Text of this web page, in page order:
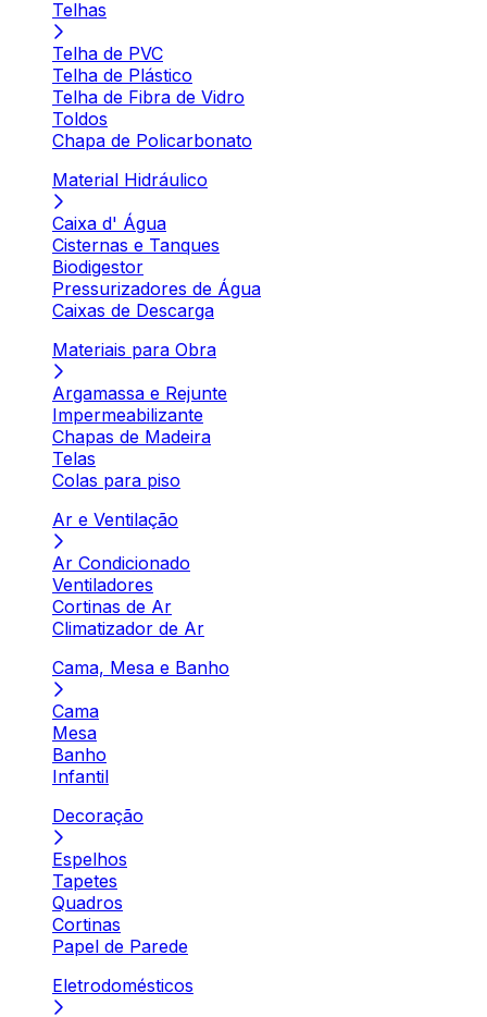
Telhas
Telha de PVC
Telha de Plástico
Telha de Fibra de Vidro
Toldos
Chapa de Policarbonato
Material Hidráulico
Caixa d' Água
Cisternas e Tanques
Biodigestor
Pressurizadores de Água
Caixas de Descarga
Materiais para Obra
Argamassa e Rejunte
Impermeabilizante
Chapas de Madeira
Telas
Colas para piso
Ar e Ventilação
Ar Condicionado
Ventiladores
Cortinas de Ar
Climatizador de Ar
Cama, Mesa e Banho
Cama
Mesa
Banho
Infantil
Decoração
Espelhos
Tapetes
Quadros
Cortinas
Papel de Parede
Eletrodomésticos